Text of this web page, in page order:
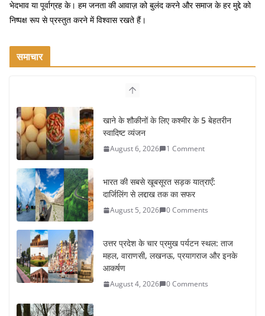
भेदभाव या पूर्वाग्रह के। हम जनता की आवाज़ को बुलंद करने और समाज के हर मुद्दे को
निष्पक्ष रूप से प्रस्तुत करने में विश्वास रखते हैं।
समाचार
खाने के शौकीनों के लिए कश्मीर के 5 बेहतरीन
स्वादिष्ट व्यंजन
August 6, 2026 1 Comment
भारत की सबसे खूबसूरत सड़क यात्राएँ:
दार्जिलिंग से लद्दाख तक का सफर
August 5, 2026 0 Comments
उत्तर प्रदेश के चार प्रमुख पर्यटन स्थल: ताज
महल, वाराणसी, लखनऊ, प्रयागराज और इनके
आकर्षण
August 4, 2026 0 Comments